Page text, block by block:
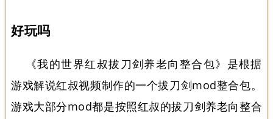
好玩吗
《我的世界红叔拔刀剑养老向整合包》是根据
游戏解说红叔视频制作的一个拔刀剑mod整合包。
游戏大部分mod都是按照红叔的拔刀剑养老向整合